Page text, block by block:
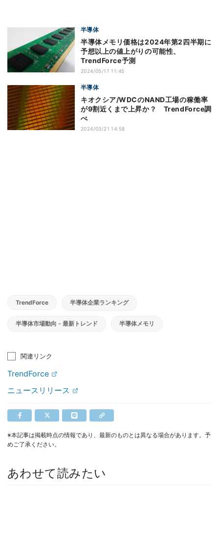
半導体
半導体メモリ価格は2024年第2四半期に
予想以上の値上がりの可能性、
TrendForce予測
2024/05/17 11:45
半導体
キオクシア/WDCのNAND工場の稼働率
が9割近くまで上昇か？ TrendForce調
べ
2024/03/21 14:58
TrendForce 半導体企業ランキング
半導体市場動向 - 最新トレンド 半導体メモリ
関連リンク
TrendForce
ニュースリリース
※本記事は掲載時点の情報であり、最新のものとは異なる場合があります。予
めご了承ください。
あわせて読みたい